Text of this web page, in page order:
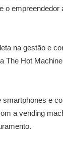
o
na gestão e
The Hot
e
a vending